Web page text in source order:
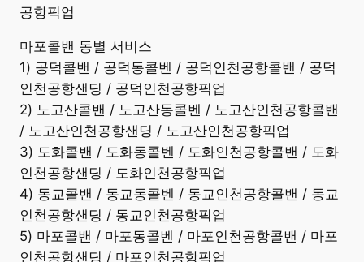
공항픽업
마포콜밴 동별 서비스
1) 공덕콜밴 / 공덕동콜벤 / 공덕인천공항콜밴 / 공덕
인천공항샌딩 / 공덕인천공항픽업
2) 노고산콜밴 / 노고산동콜벤 / 노고산인천공항콜밴
/ 노고산인천공항샌딩 / 노고산인천공항픽업
3) 도화콜밴 / 도화동콜벤 / 도화인천공항콜밴 / 도화
인천공항샌딩 / 도화인천공항픽업
4) 동교콜밴 / 동교동콜벤 / 동교인천공항콜밴 / 동교
인천공항샌딩 / 동교인천공항픽업
5) 마포콜밴 / 마포동콜벤 / 마포인천공항콜밴 / 마포
인천공항샌딩 / 마포인천공항픽업